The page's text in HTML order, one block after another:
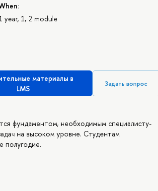
year, 1, 2 module
материалы в
LMS
Задать вопрос
фундаментом, необходимым специалисту-
на высоком уровне. Студентам
полугодие.